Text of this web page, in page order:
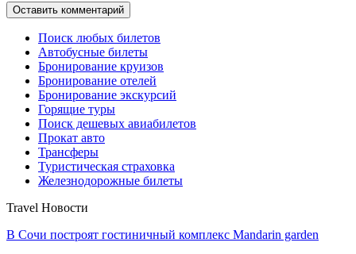
Поиск любых билетов
Автобусные билеты
Бронирование круизов
Бронирование отелей
Бронирование экскурсий
Горящие туры
Поиск дешевых авиабилетов
Прокат авто
Трансферы
Туристическая страховка
Железнодорожные билеты
Travel Новости
В Сочи построят гостиничный комплекс Mandarin garden